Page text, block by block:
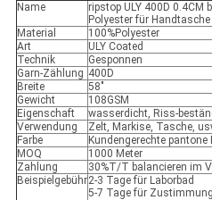
Name
ripstop ULY 400D 0.4CM
Polyester für Handtasche
Material
100%Polyester
Art
ULY Coated
Technik
Gesponnen
Garn-Zählung 400D
Breite
58"
Gewicht
108GSM
Eigenschaft
wasserdicht, Riss-
Verwendung
Zelt, Markise, Tasche,
Farbe
Kundengerechte pantone
MOQ
1000 Meter
Zahlung
30%T/T balancieren im
Beispielgebühr2-3 Tage für Laborbad
5-7 Tage für